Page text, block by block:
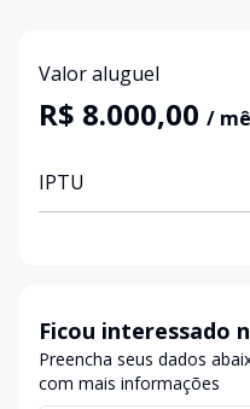
Valor aluguel
R$ 8.000,00 /
IPTU
Ficou interessado
Preencha seus dados
com mais informações